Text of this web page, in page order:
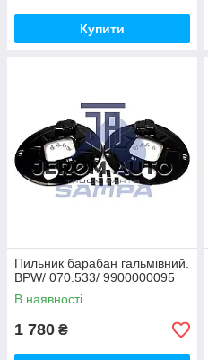
Купити
Пильник барабан гальмівний.
BPW/ 070.533/ 9900000095
В наявності
1 780 ₴